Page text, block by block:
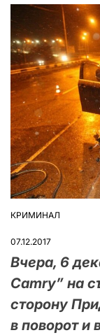
ОПУБЛІКУВАТИ
КРИМИНАЛ
07.12.2017
Вчера, 6
Camry” на
сторону
в поворот и